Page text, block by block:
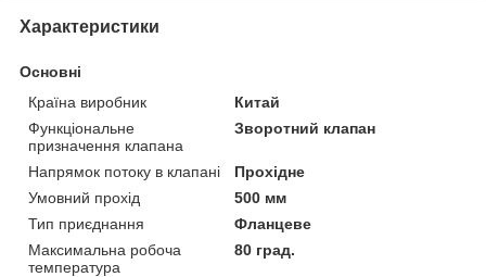
Характеристики
Основні
Країна виробник
Китай
Функціональне
призначення клапана
Зворотний клапан
Напрямок потоку в клапані
Прохідне
Умовний прохід
500 мм
Тип приєднання
Фланцеве
Максимальна робоча
температура
80 град.